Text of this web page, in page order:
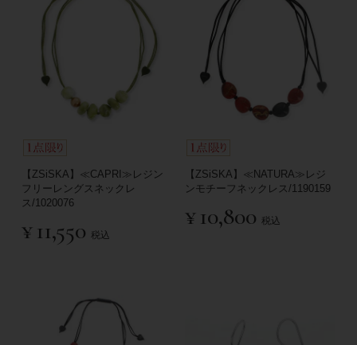
【ZSiSKA】≪CAPRI≫レジン
フリーレングスネックレ
ス/1020076
¥ 11,550 税込
【ZSiSKA】≪NATURA≫レジ
ンモチーフネックレス/1190159
¥ 10,800 税込